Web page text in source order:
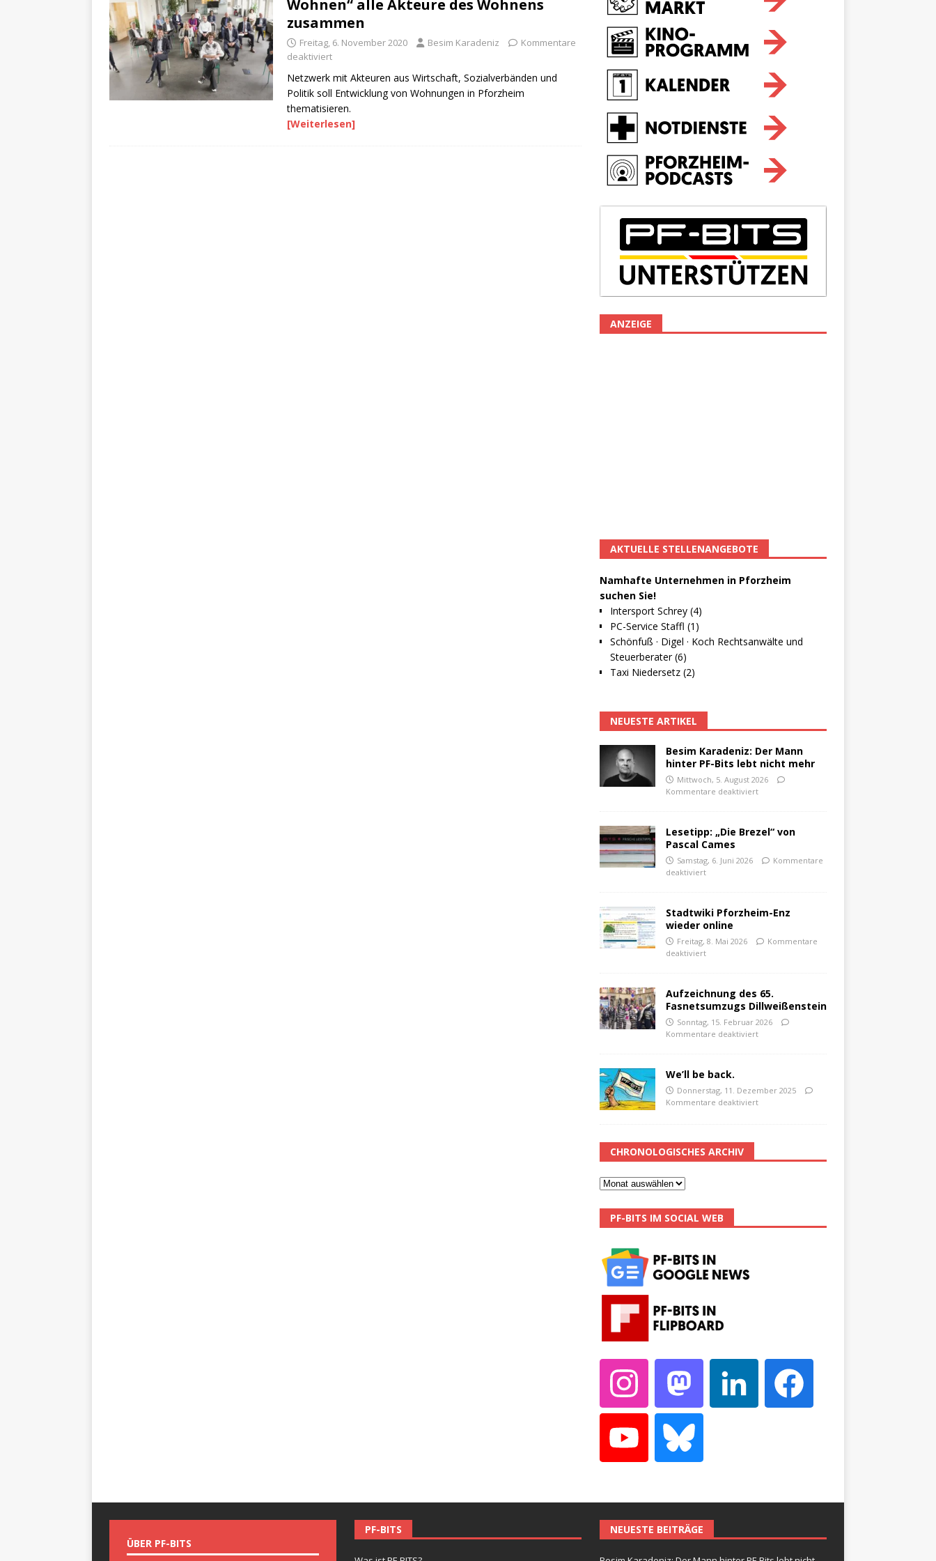
Wohnen“ alle Akteure des Wohnens
zusammen
Freitag, 6. November 2020 Besim Karadeniz
Kommentare
deaktiviert
Netzwerk mit Akteuren aus Wirtschaft, Sozialverbänden und
Politik soll Entwicklung von Wohnungen in Pforzheim
thematisieren.
[Weiterlesen]
ANZEIGE
AKTUELLE STELLENANGEBOTE
Namhafte Unternehmen in Pforzheim
suchen Sie!
Intersport Schrey (4)
PC-Service Staffl (1)
Schönfuß · Digel · Koch Rechtsanwälte und
Steuerberater (6)
Taxi Niedersetz (2)
NEUESTE ARTIKEL
Besim Karadeniz: Der Mann
hinter PF-Bits lebt nicht mehr
Mittwoch, 5. August 2026
Kommentare deaktiviert
Lesetipp: „Die Brezel“ von
Pascal Cames
Samstag, 6. Juni 2026
Kommentare
deaktiviert
Stadtwiki Pforzheim-Enz
wieder online
Freitag, 8. Mai 2026
Kommentare
deaktiviert
Aufzeichnung des 65.
Fasnetsumzugs Dillweißenstein
Sonntag, 15. Februar 2026
Kommentare deaktiviert
We’ll be back.
Donnerstag, 11. Dezember 2025
Kommentare deaktiviert
CHRONOLOGISCHES ARCHIV
PF-BITS IM SOCIAL WEB
ÜBER PF-BITS
PF-BITS NEUESTE BEITRÄGE